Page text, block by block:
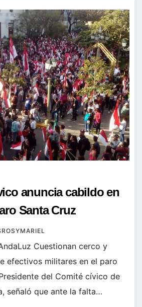
anuncia cabildo en
Santa Cruz
Cuestionan cerco y
efectivos militares en el paro
del Comité cívico de
señaló que ante la falta…